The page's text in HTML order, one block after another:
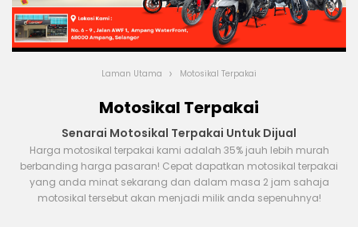
Laman Utama Motosikal Terpakai
Motosikal Terpakai
Senarai Motosikal Terpakai Untuk Dijual
Harga motosikal terpakai kami adalah 35% jauh lebih murah
berbanding harga pasaran! Cepat dapatkan motosikal terpakai
yang anda minat sekarang dan dalam masa 2 jam sahaja
motosikal tersebut akan menjadi milik anda sepenuhnya!